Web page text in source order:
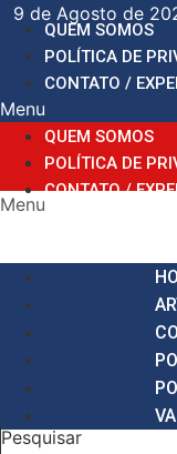
para
conteúdo
9 de Agosto de
QUEM SOMOS
POLÍTICA DE
CONTATO /
Menu
QUEM SOMOS
POLÍTICA DE
CONTATO /
Menu
Pesquisar